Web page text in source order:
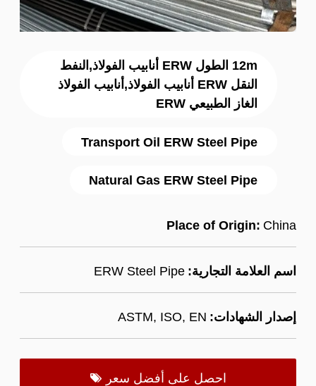
12m الطول ERW أنابيب الفولاذ,النفط
النقل ERW أنابيب الفولاذ,أنابيب الفولاذ
الغاز الطبيعي ERW
Transport Oil ERW Steel Pipe
Natural Gas ERW Steel Pipe
Place of Origin: China
اسم العلامة التجارية: ERW Steel Pipe
إصدار الشهادات: ASTM, ISO, EN
احصل على أفضل سعر